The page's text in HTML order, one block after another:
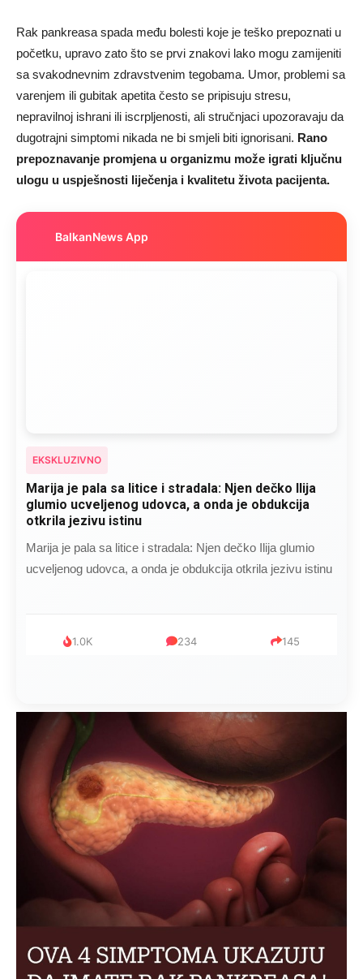
Rak pankreasa spada među bolesti koje je teško prepoznati u
početku, upravo zato što se prvi znakovi lako mogu zamijeniti
sa svakodnevnim zdravstvenim tegobama. Umor, problemi sa
varenjem ili gubitak apetita često se pripisuju stresu,
nepravilnoj ishrani ili iscrpljenosti, ali stručnjaci upozoravaju da
dugotrajni simptomi nikada ne bi smjeli biti ignorisani. Rano
prepoznavanje promjena u organizmu može igrati ključnu
ulogu u uspješnosti liječenja i kvalitetu života pacijenta.
BalkanNews App
EKSKLUZIVNO
Marija je pala sa litice i stradala: Njen dečko Ilija
glumio ucveljenog udovca, a onda je obdukcija
otkrila jezivu istinu
Marija je pala sa litice i stradala: Njen dečko Ilija glumio
ucveljenog udovca, a onda je obdukcija otkrila jezivu istinu
1.0K 234 145